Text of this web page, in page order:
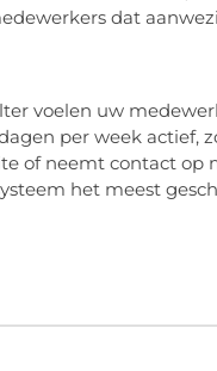
dat
voelen uw
per week actief,
of neemt contact op
het meest